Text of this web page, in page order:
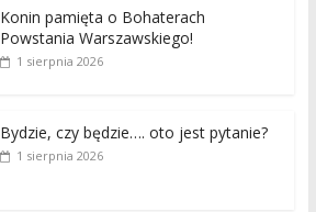
Konin pamięta o Bohaterach
Powstania Warszawskiego!
1 sierpnia 2026
Bydzie, czy będzie…. oto jest pytanie?
1 sierpnia 2026